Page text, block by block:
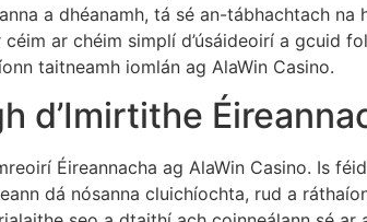
a dhéanamh, tá sé an-tábhachtach na
ar chéim simplí d’úsáideoirí a gcuid
taitneamh iomlán ag AlaWin Casino.
d’Imirtithe
Éireannacha ag AlaWin Casino. Is
dá nósanna cluichíochta, rud a